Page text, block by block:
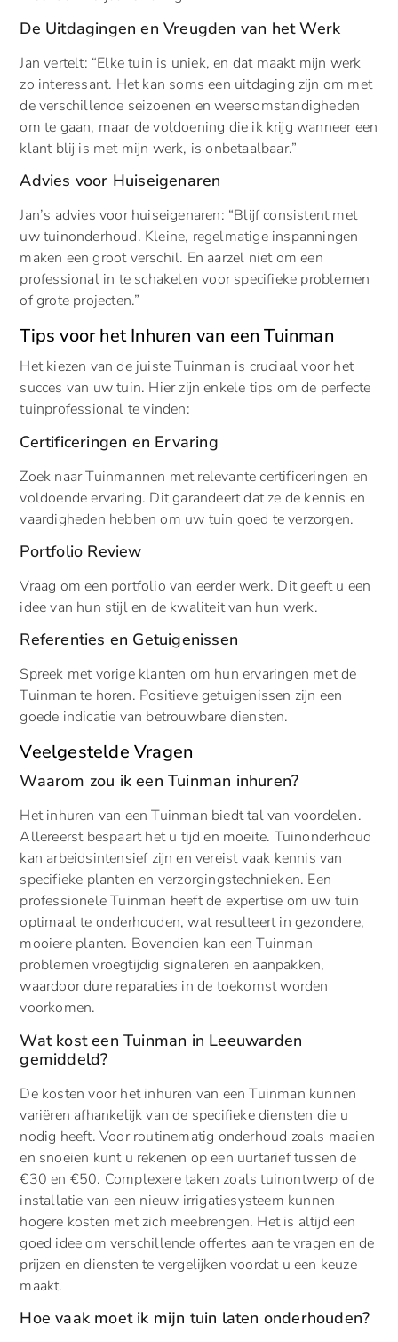
De Uitdagingen en Vreugden van het Werk
Jan vertelt: “Elke tuin is uniek, en dat maakt mijn werk
zo interessant. Het kan soms een uitdaging zijn om met
de verschillende seizoenen en weersomstandigheden
om te gaan, maar de voldoening die ik krijg wanneer een
klant blij is met mijn werk, is onbetaalbaar.”
Advies voor Huiseigenaren
Jan’s advies voor huiseigenaren: “Blijf consistent met
uw tuinonderhoud. Kleine, regelmatige inspanningen
maken een groot verschil. En aarzel niet om een
professional in te schakelen voor specifieke problemen
of grote projecten.”
Tips voor het Inhuren van een Tuinman
Het kiezen van de juiste Tuinman is cruciaal voor het
succes van uw tuin. Hier zijn enkele tips om de perfecte
tuinprofessional te vinden:
Certificeringen en Ervaring
Zoek naar Tuinmannen met relevante certificeringen en
voldoende ervaring. Dit garandeert dat ze de kennis en
vaardigheden hebben om uw tuin goed te verzorgen.
Portfolio Review
Vraag om een portfolio van eerder werk. Dit geeft u een
idee van hun stijl en de kwaliteit van hun werk.
Referenties en Getuigenissen
Spreek met vorige klanten om hun ervaringen met de
Tuinman te horen. Positieve getuigenissen zijn een
goede indicatie van betrouwbare diensten.
Veelgestelde Vragen
Waarom zou ik een Tuinman inhuren?
Het inhuren van een Tuinman biedt tal van voordelen.
Allereerst bespaart het u tijd en moeite. Tuinonderhoud
kan arbeidsintensief zijn en vereist vaak kennis van
specifieke planten en verzorgingstechnieken. Een
professionele Tuinman heeft de expertise om uw tuin
optimaal te onderhouden, wat resulteert in gezondere,
mooiere planten. Bovendien kan een Tuinman
problemen vroegtijdig signaleren en aanpakken,
waardoor dure reparaties in de toekomst worden
voorkomen.
Wat kost een Tuinman in Leeuwarden
gemiddeld?
De kosten voor het inhuren van een Tuinman kunnen
variëren afhankelijk van de specifieke diensten die u
nodig heeft. Voor routinematig onderhoud zoals maaien
en snoeien kunt u rekenen op een uurtarief tussen de
€30 en €50. Complexere taken zoals tuinontwerp of de
installatie van een nieuw irrigatiesysteem kunnen
hogere kosten met zich meebrengen. Het is altijd een
goed idee om verschillende offertes aan te vragen en de
prijzen en diensten te vergelijken voordat u een keuze
maakt.
Hoe vaak moet ik mijn tuin laten onderhouden?